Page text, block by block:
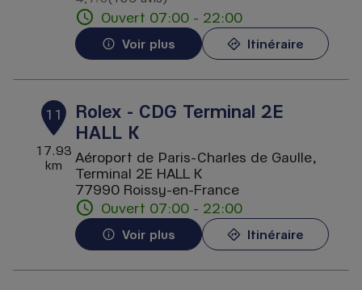
Ouvert 07:00 - 22:00
Voir plus Itinéraire
11
17.93
km
Rolex - CDG Terminal 2E
HALL K
Aéroport de Paris-Charles de Gaulle,
Terminal 2E HALL K
77990 Roissy-en-France
Ouvert 07:00 - 22:00
Voir plus Itinéraire